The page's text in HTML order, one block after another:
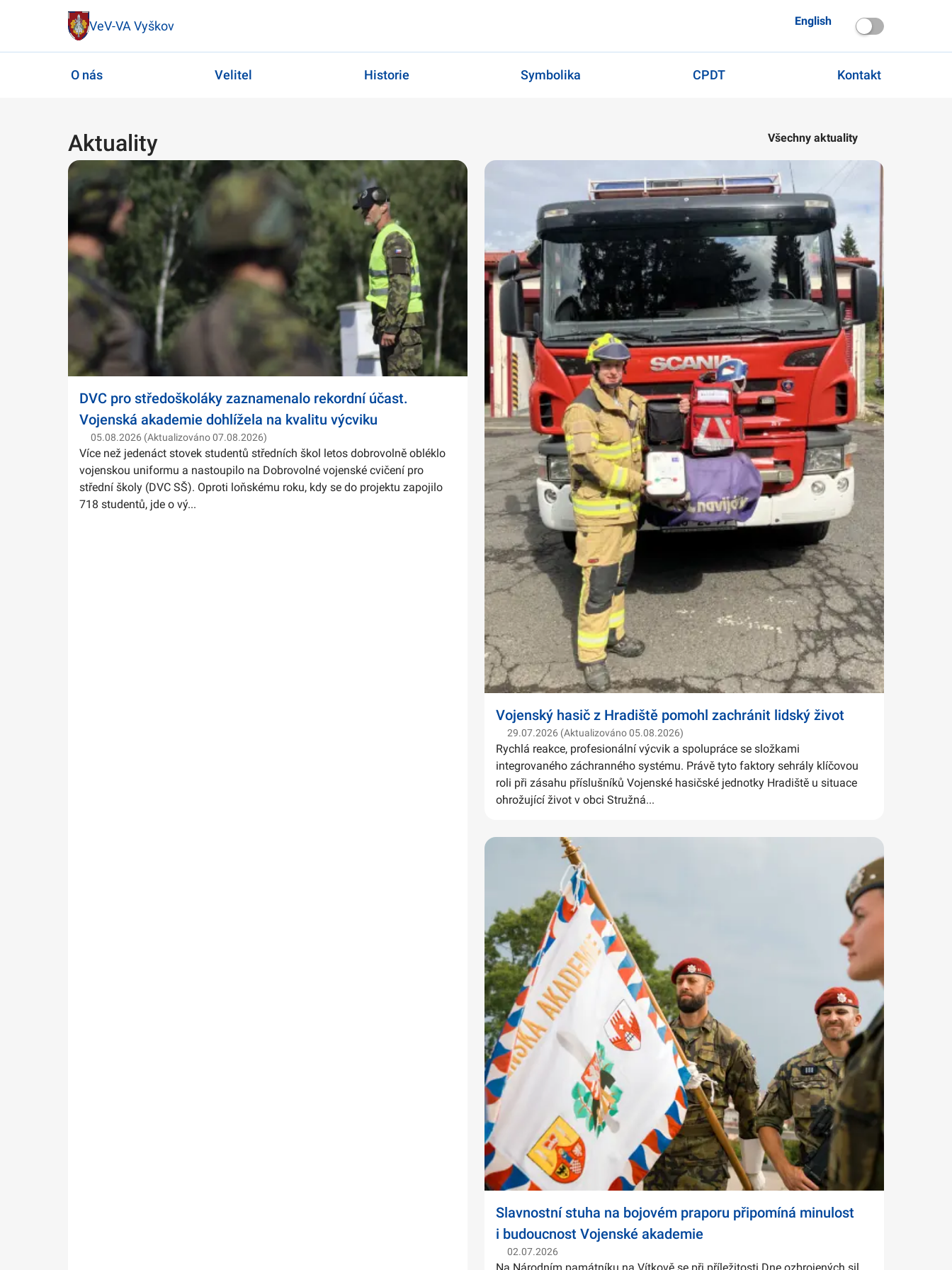
VeV-VA Vyškov English
O nás Velitel Historie Symbolika CPDT Kontakt
Aktuality Všechny aktuality
DVC pro středoškoláky zaznamenalo rekordní účast.
Vojenská akademie dohlížela na kvalitu výcviku
05.08.2026 (Aktualizováno 07.08.2026)
Více než jedenáct stovek studentů středních škol letos dobrovolně obléklo
vojenskou uniformu a nastoupilo na Dobrovolné vojenské cvičení pro
střední školy (DVC SŠ). Oproti loňskému roku, kdy se do projektu zapojilo
718 studentů, jde o vý...
Vojenský hasič z Hradiště pomohl zachránit lidský život
29.07.2026 (Aktualizováno 05.08.2026)
Rychlá reakce, profesionální výcvik a spolupráce se složkami
integrovaného záchranného systému. Právě tyto faktory sehrály klíčovou
roli při zásahu příslušníků Vojenské hasičské jednotky Hradiště u situace
ohrožující život v obci Stružná...
Slavnostní stuha na bojovém praporu připomíná minulost
i budoucnost Vojenské akademie
02.07.2026